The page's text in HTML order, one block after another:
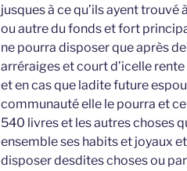
jusques à ce qu’ils ayent
ou autre du fonds et fort
ne pourra disposer que après
arréraiges et court d’icelle rente
et en cas que ladite future
communauté elle le pourra et
540 livres et les autres choses
ensemble ses habits et joyaux
disposer desdites choses ou